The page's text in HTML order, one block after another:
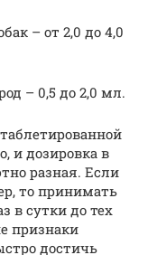
– от 2,0 до 4,0
– 0,5 до 2,0 мл.
и дозировка в
разная. Если
то принимать
в сутки до тех
признаки
достичь